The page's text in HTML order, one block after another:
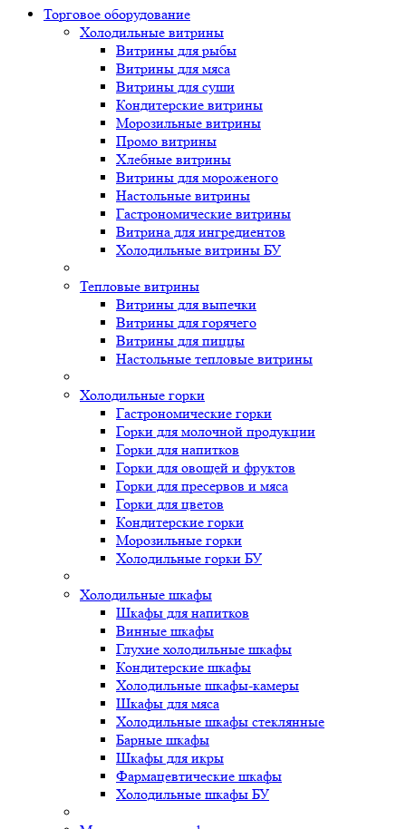
Торговое оборудованиe
Холодильные витрины
Витрины для рыбы
Витрины для мяса
Витрины для суши
Кондитерские витрины
Морозильные витрины
Промо витрины
Хлебные витрины
Витрины для мороженого
Настольные витрины
Гастрономические витрины
Витрина для ингредиентов
Холодильные витрины БУ
Тепловые витрины
Витрины для выпечки
Витрины для горячего
Витрины для пиццы
Настольные тепловые витрины
Холодильные горки
Гастрономические горки
Горки для молочной продукции
Горки для напитков
Горки для овощей и фруктов
Горки для пресервов и мяса
Горки для цветов
Кондитерские горки
Морозильные горки
Холодильные горки БУ
Холодильные шкафы
Шкафы для напитков
Винные шкафы
Глухие холодильные шкафы
Кондитерские шкафы
Холодильные шкафы-камеры
Шкафы для мяса
Холодильные шкафы стеклянные
Барные шкафы
Шкафы для икры
Фармацевтические шкафы
Холодильные шкафы БУ